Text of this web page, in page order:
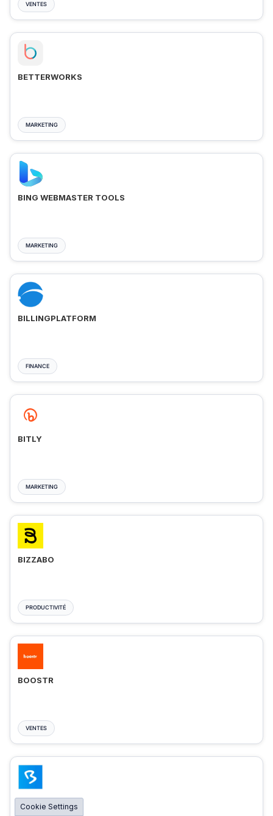
VENTES
BETTERWORKS
MARKETING
BING WEBMASTER TOOLS
MARKETING
BILLINGPLATFORM
FINANCE
BITLY
MARKETING
BIZZABO
PRODUCTIVITÉ
BOOSTR
VENTES
BIGMARKER
Cookie Settings